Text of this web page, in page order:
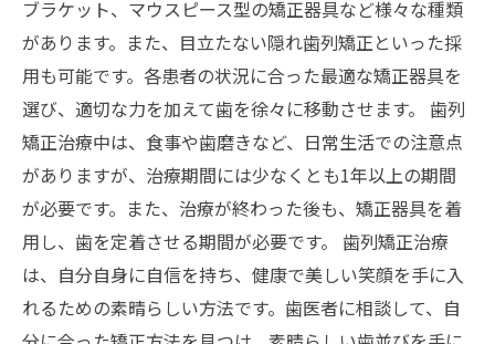
ブラケット、マウスピース型の矯正器具など様々な種類
があります。また、目立たない隠れ歯列矯正といった採
用も可能です。各患者の状況に合った最適な矯正器具を
選び、適切な力を加えて歯を徐々に移動させます。 歯列
矯正治療中は、食事や歯磨きなど、日常生活での注意点
がありますが、治療期間には少なくとも1年以上の期間
が必要です。また、治療が終わった後も、矯正器具を着
用し、歯を定着させる期間が必要です。 歯列矯正治療
は、自分自身に自信を持ち、健康で美しい笑顔を手に入
れるための素晴らしい方法です。歯医者に相談して、自